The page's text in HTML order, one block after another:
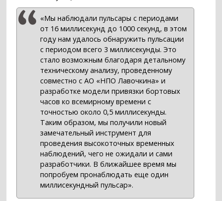
«Мы наблюдали пульсары с периодами
от 16 миллисекунд до 1000 секунд, в этом
году нам удалось обнаружить пульсации
с периодом всего 3 миллисекунды. Это
стало возможным благодаря детальному
техническому анализу, проведенному
совместно с АО «НПО Лавочкина» и
разработке модели привязки бортовых
часов ко всемирному времени с
точностью около 0,5 миллисекунды.
Таким образом, мы получили новый
замечательный инструмент для
проведения высокоточных временных
наблюдений, чего не ожидали и сами
разработчики. В ближайшее время мы
попробуем пронаблюдать еще один
миллисекундный пульсар».